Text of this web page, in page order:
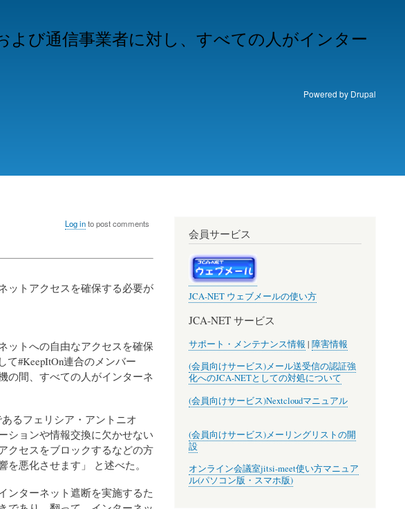
び通信事業者に対し、すべての人がインター
Powered by Drupal
Log into post comments
ットアクセスを確保する必要が
ットへの自由なアクセスを確保
#KeepItOn連合のメンバー
の間、すべての人がインターネ
るフェリシア・アントニオ
ションや情報交換に欠かせない
クセスをブロックするなどの方
悪化させます」 と述べた。
ンターネット遮断を実施するた
会員サービス
JCA-NET ウェブメールの使い方
JCA-NET サービス
サポート・メンテナンス情報 | 障害情報
(会員向けサービス)メール送受信の認証強
化へのJCA-NETとしての対処について
(会員向けサービス)Nextcloudマニュアル
(会員向けサービス)メーリングリストの開
設
オンライン会議室jitsi-meet使い方マニュア
ル(パソコン版・スマホ版)